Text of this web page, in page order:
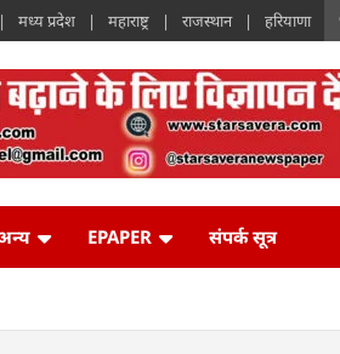
मध्य प्रदेश महाराष्ट्र राजस्थान हरियाणा
EPAPER संपर्क सूत्र